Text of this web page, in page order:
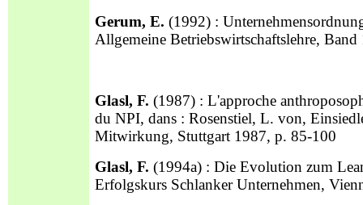
Gerum, E. (1992) :
Allgemeine Betriebswirtschaftslehre,
Glasl, F. (1987) : L'approche
du NPI, dans : Rosenstiel, L. von,
Mitwirkung, Stuttgart 1987, p. 85-100
Glasl, F. (1994a) : Die Evolution zum
Erfolgskurs Schlanker Unternehmen,